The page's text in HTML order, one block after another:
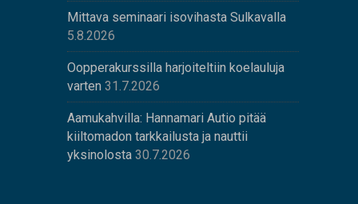
Mittava seminaari isovihasta Sulkavalla
5.8.2026
Oopperakurssilla harjoiteltiin koelauluja
varten 31.7.2026
Aamukahvilla: Hannamari Autio pitää
kiiltomadon tarkkailusta ja nauttii
yksinolosta 30.7.2026